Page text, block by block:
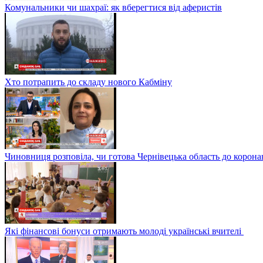
Комунальники чи шахраї: як вберегтися від аферистів
Хто потрапить до складу нового Кабміну
Чиновниця розповіла, чи готова Чернівецька область до
Які фінансові бонуси отримають молоді українські вчителі